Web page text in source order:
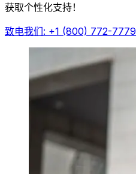
获取个性化支持！
致电我们: +1 (800) 772-7779